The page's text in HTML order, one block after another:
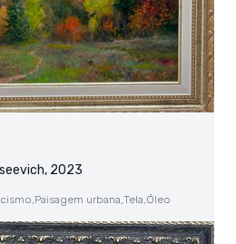
2023
Paisagem urbana,Tela,Óleo